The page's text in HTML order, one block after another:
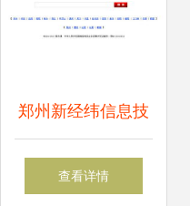
郑州新经纬信息技
术有限公司 赋能数
查看详情